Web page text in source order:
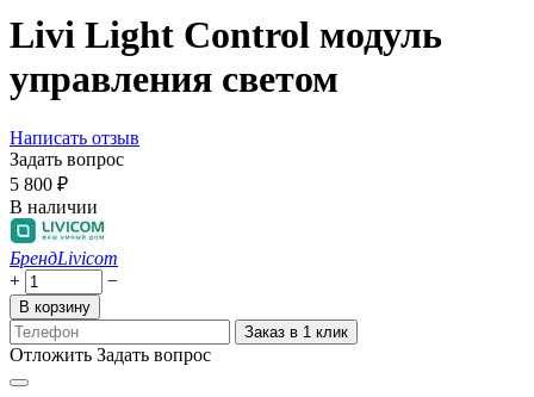
Livi Light Control модуль
управления светом
Написать отзыв
Задать вопрос
5 800 ₽
В наличии
БрендLivicom
+
−
В корзину
Заказ в 1 клик
Отложить Задать вопрос